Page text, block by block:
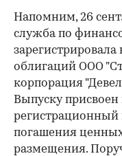
Напомним, 26
служба по
облигаций ООО
корпорация
Выпуску
регистрационный
погашения
размещения.